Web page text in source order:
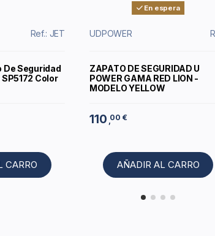
Ref.: JET
De Seguridad
SP5172 Color
CARRO
En espera
UDPOWER
ZAPATO DE SEGURIDAD U
POWER GAMA RED LION -
MODELO YELLOW
110 ,00 €
AÑADIR AL CARRO